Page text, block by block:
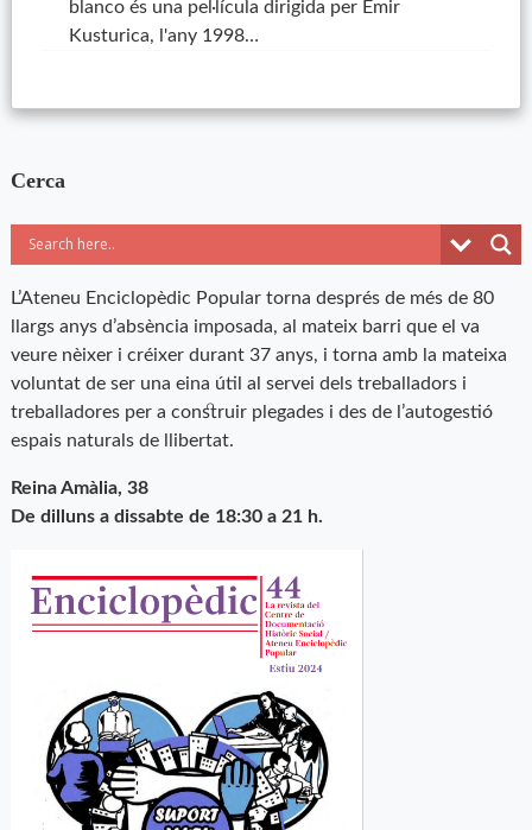
blanco és una pel·lícula dirigida per Emir
Kusturica, l'any 1998…
Cerca
L’Ateneu Enciclopèdic Popular torna després de més de 80
llargs anys d’absència imposada, al mateix barri que el va
veure nèixer i créixer durant 37 anys, i torna amb la mateixa
voluntat de ser una eina útil al servei dels treballadors i
treballadores per a construir plegades i des de l’autogestió
espais naturals de llibertat.
Reina Amàlia, 38
De dilluns a dissabte de 18:30 a 21 h.